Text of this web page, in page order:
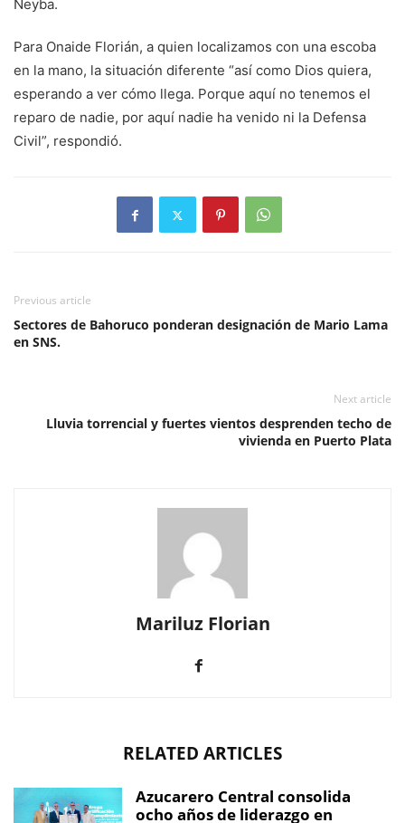
Neyba.
Para Onaide Florián, a quien localizamos con una escoba
en la mano, la situación diferente “así como Dios quiera,
esperando a ver cómo llega. Porque aquí no tenemos el
reparo de nadie, por aquí nadie ha venido ni la Defensa
Civil”, respondió.
Previous article
Sectores de Bahoruco ponderan designación de Mario Lama
en SNS.
Next article
Lluvia torrencial y fuertes vientos desprenden techo de
vivienda en Puerto Plata
Mariluz Florian
RELATED ARTICLES
Azucarero Central consolida
ocho años de liderazgo en